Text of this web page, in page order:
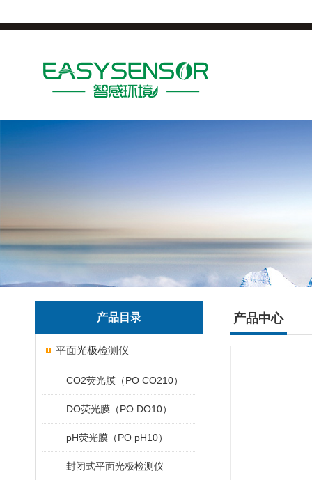
产品目录
平面光极检测仪
CO2荧光膜（PO CO210）
DO荧光膜（PO DO10）
pH荧光膜（PO pH10）
封闭式平面光极检测仪
产品中心